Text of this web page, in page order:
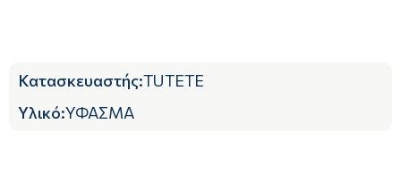
Κατασκευαστής:TUTETE
Υλικό:ΥΦΑΣΜΑ